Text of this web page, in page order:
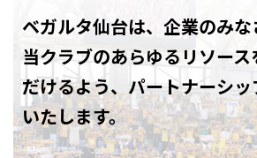
ベガルタ仙台は、企業のみな
当クラブのあらゆるリソー
だけるよう、 パートナーシ
いたします。